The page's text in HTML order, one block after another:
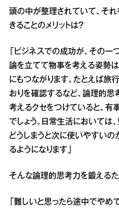
頭の中が整理されていて、それ
きることのメリットは？
「ビジネスでの成功が、その一
論を立てて物事を考える姿勢
にもつながります。たとえば旅
おりを確認するなど、論理的
考えるクセをつけていると、有
でしょう。日常生活においては
どうしまうと次に使いやすいの
るようになります」
そんな論理的思考力を鍛えるた
「難しいと思ったら途中でや